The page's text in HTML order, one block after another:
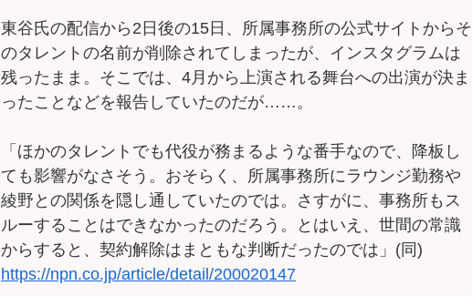
東谷氏の配信から2日後の15日、所属事務所の公式サイトからそ
のタレントの名前が削除されてしまったが、インスタグラムは
残ったまま。そこでは、4月から上演される舞台への出演が決ま
ったことなどを報告していたのだが……。
「ほかのタレントでも代役が務まるような番手なので、降板し
ても影響がなさそう。おそらく、所属事務所にラウンジ勤務や
綾野との関係を隠し通していたのでは。さすがに、事務所もス
ルーすることはできなかったのだろう。とはいえ、世間の常識
からすると、契約解除はまともな判断だったのでは」(同)
https://npn.co.jp/article/detail/200020147